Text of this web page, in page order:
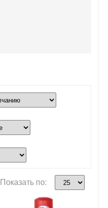
Показать по: